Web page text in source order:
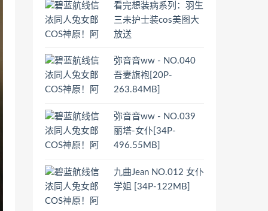
看完想装病系列：羽生
三未护士装cos美图大
放送
弥音音ww - NO.040
吾妻旗袍[20P-
263.84MB]
弥音音ww - NO.039
丽塔-女仆[34P-
496.55MB]
九曲Jean NO.012 女仆
学姐 [34P-122MB]